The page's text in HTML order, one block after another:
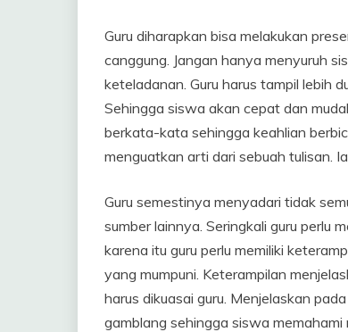
Guru diharapkan bisa melakukan
canggung. Jangan hanya menyuruh
keteladanan. Guru harus tampil lebih
Sehingga siswa akan cepat dan
berkata-kata sehingga keahlian
menguatkan arti dari sebuah tulisan.
Guru semestinya menyadari tidak
sumber lainnya. Seringkali guru perlu
karena itu guru perlu memiliki
yang mumpuni. Keterampilan
harus dikuasai guru. Menjelaskan
gamblang sehingga siswa memahami